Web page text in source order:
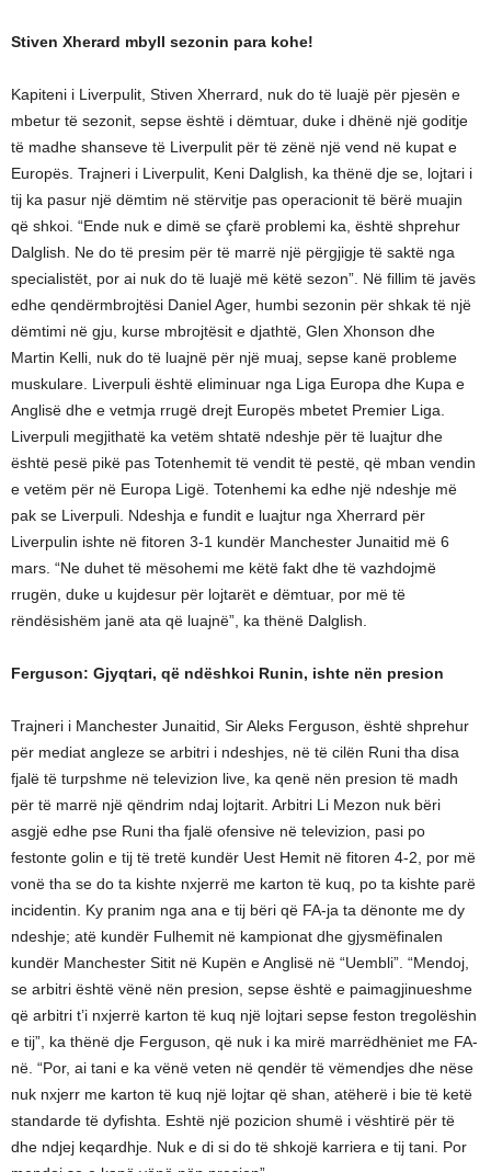
Stiven Xherard mbyll sezonin para kohe!
Kapiteni i Liverpulit, Stiven Xherrard, nuk do të luajë për pjesën e
mbetur të sezonit, sepse është i dëmtuar, duke i dhënë një goditje
të madhe shanseve të Liverpulit për të zënë një vend në kupat e
Europës. Trajneri i Liverpulit, Keni Dalglish, ka thënë dje se, lojtari i
tij ka pasur një dëmtim në stërvitje pas operacionit të bërë muajin
që shkoi. “Ende nuk e dimë se çfarë problemi ka, është shprehur
Dalglish. Ne do të presim për të marrë një përgjigje të saktë nga
specialistët, por ai nuk do të luajë më këtë sezon”. Në fillim të javës
edhe qendërmbrojtësi Daniel Ager, humbi sezonin për shkak të një
dëmtimi në gju, kurse mbrojtësit e djathtë, Glen Xhonson dhe
Martin Kelli, nuk do të luajnë për një muaj, sepse kanë probleme
muskulare. Liverpuli është eliminuar nga Liga Europa dhe Kupa e
Anglisë dhe e vetmja rrugë drejt Europës mbetet Premier Liga.
Liverpuli megjithatë ka vetëm shtatë ndeshje për të luajtur dhe
është pesë pikë pas Totenhemit të vendit të pestë, që mban vendin
e vetëm për në Europa Ligë. Totenhemi ka edhe një ndeshje më
pak se Liverpuli. Ndeshja e fundit e luajtur nga Xherrard për
Liverpulin ishte në fitoren 3-1 kundër Manchester Junaitid më 6
mars. “Ne duhet të mësohemi me këtë fakt dhe të vazhdojmë
rrugën, duke u kujdesur për lojtarët e dëmtuar, por më të
rëndësishëm janë ata që luajnë”, ka thënë Dalglish.
Ferguson: Gjyqtari, që ndëshkoi Runin, ishte nën presion
Trajneri i Manchester Junaitid, Sir Aleks Ferguson, është shprehur
për mediat angleze se arbitri i ndeshjes, në të cilën Runi tha disa
fjalë të turpshme në televizion live, ka qenë nën presion të madh
për të marrë një qëndrim ndaj lojtarit. Arbitri Li Mezon nuk bëri
asgjë edhe pse Runi tha fjalë ofensive në televizion, pasi po
festonte golin e tij të tretë kundër Uest Hemit në fitoren 4-2, por më
vonë tha se do ta kishte nxjerrë me karton të kuq, po ta kishte parë
incidentin. Ky pranim nga ana e tij bëri që FA-ja ta dënonte me dy
ndeshje; atë kundër Fulhemit në kampionat dhe gjysmëfinalen
kundër Manchester Sitit në Kupën e Anglisë në “Uembli”. “Mendoj,
se arbitri është vënë nën presion, sepse është e paimagjinueshme
që arbitri t’i nxjerrë karton të kuq një lojtari sepse feston tregolëshin
e tij”, ka thënë dje Ferguson, që nuk i ka mirë marrëdhëniet me FA-
në. “Por, ai tani e ka vënë veten në qendër të vëmendjes dhe nëse
nuk nxjerr me karton të kuq një lojtar që shan, atëherë i bie të ketë
standarde të dyfishta. Eshtë një pozicion shumë i vështirë për të
dhe ndjej keqardhje. Nuk e di si do të shkojë karriera e tij tani. Por